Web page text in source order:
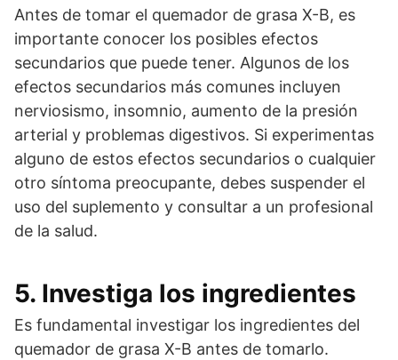
Antes de tomar el quemador de grasa X-B, es
importante conocer los posibles efectos
secundarios que puede tener. Algunos de los
efectos secundarios más comunes incluyen
nerviosismo, insomnio, aumento de la presión
arterial y problemas digestivos. Si experimentas
alguno de estos efectos secundarios o cualquier
otro síntoma preocupante, debes suspender el
uso del suplemento y consultar a un profesional
de la salud.
5. Investiga los ingredientes
Es fundamental investigar los ingredientes del
quemador de grasa X-B antes de tomarlo.